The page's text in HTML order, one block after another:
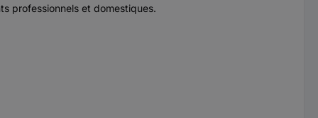
professionnels et domestiques.